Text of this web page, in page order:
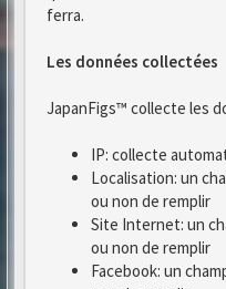
ferra.
Les données collectées
JapanFigs™ collecte les
IP: collecte
Localisation: un
ou non de remplir
Site Internet: un
ou non de remplir
Facebook: un